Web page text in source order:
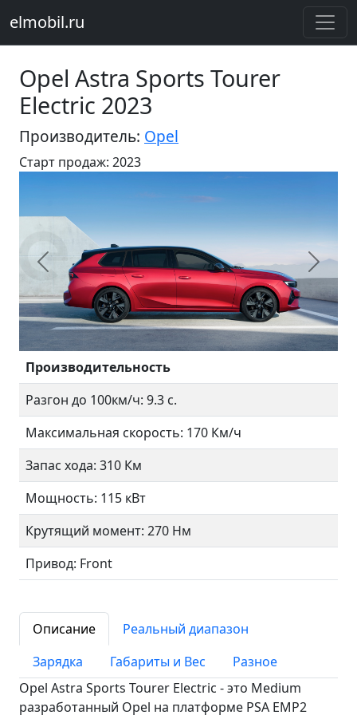
elmobil.ru
Opel Astra Sports Tourer
Electric 2023
Производитель: Opel
Старт продаж: 2023
Предыдущий
Производительность
Разгон до 100км/ч: 9.3 с.
Максимальная скорость: 170 Км/ч
Запас хода: 310 Км
Мощность: 115 кВт
Крутящий момент: 270 Нм
Привод: Front
Описание
Реальный диапазон
Зарядка
Габариты и Вес
Разное
Opel Astra Sports Tourer Electric - это Medium
разработанный Opel на платформе PSA EMP2